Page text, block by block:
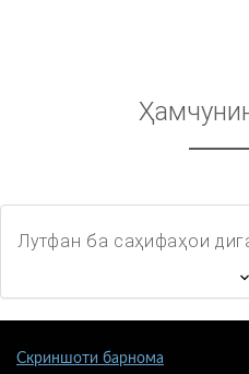
Лутфан ба саҳифаҳои
Скриншоти барнома